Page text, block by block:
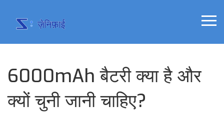
6000mAh बैटरी क्या है और
क्यों चुनी जानी चाहिए?